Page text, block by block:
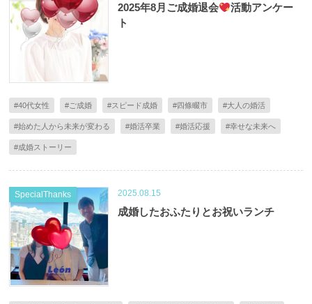
2025年8月ご成婚退会
活動アンケー
ト
#40代女性 #ご成婚 #スピード成婚 #四條畷市 #大人の婚活
#始めた人から未来が変わる #婚活卒業 #婚活応援 #幸せな未来へ
#成婚ストーリー
2025.08.15
SpecialThanks
成婚したおふたりとお祝いランチ